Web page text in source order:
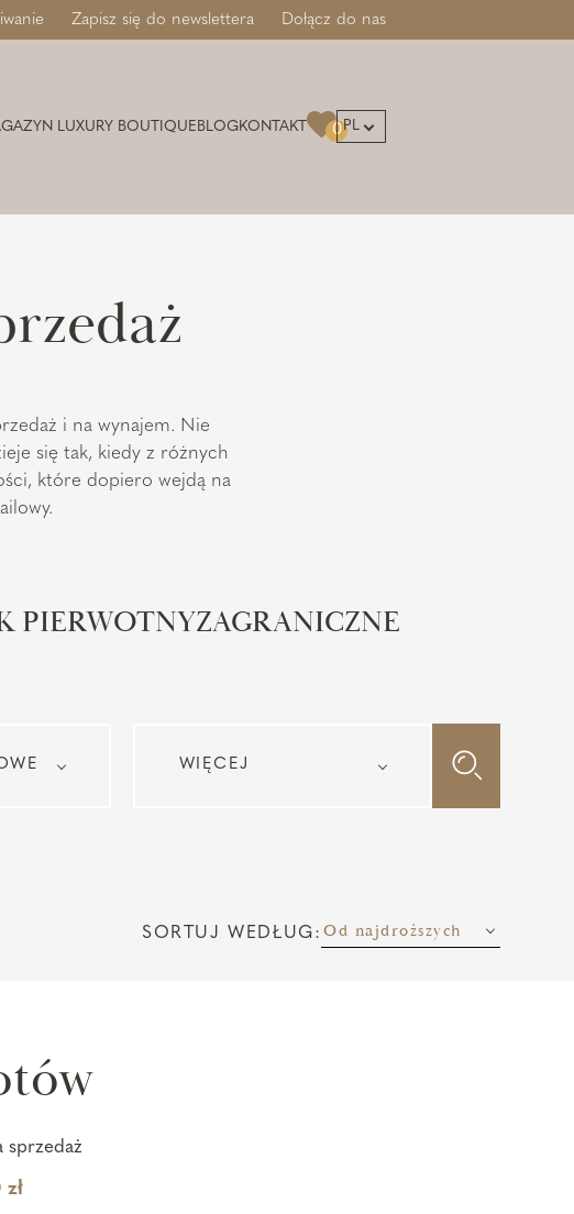
Zapisz się do newslettera Dołącz do nas
LUXURY BOUTIQUE BLOGKONTAKT 0PL
i na wynajem. Nie
się tak, kiedy z różnych
które dopiero wejdą na
PIERWOTNYZAGRANICZNE
SORTUJ WEDŁUG: Od najdroższych
sprzedaż